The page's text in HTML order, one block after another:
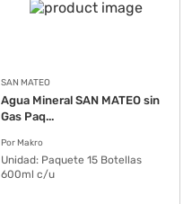
SAN MATEO
Agua Mineral SAN MATEO sin
Gas Paq...
Por Makro
Unidad: Paquete 15 Botellas
600ml c/u